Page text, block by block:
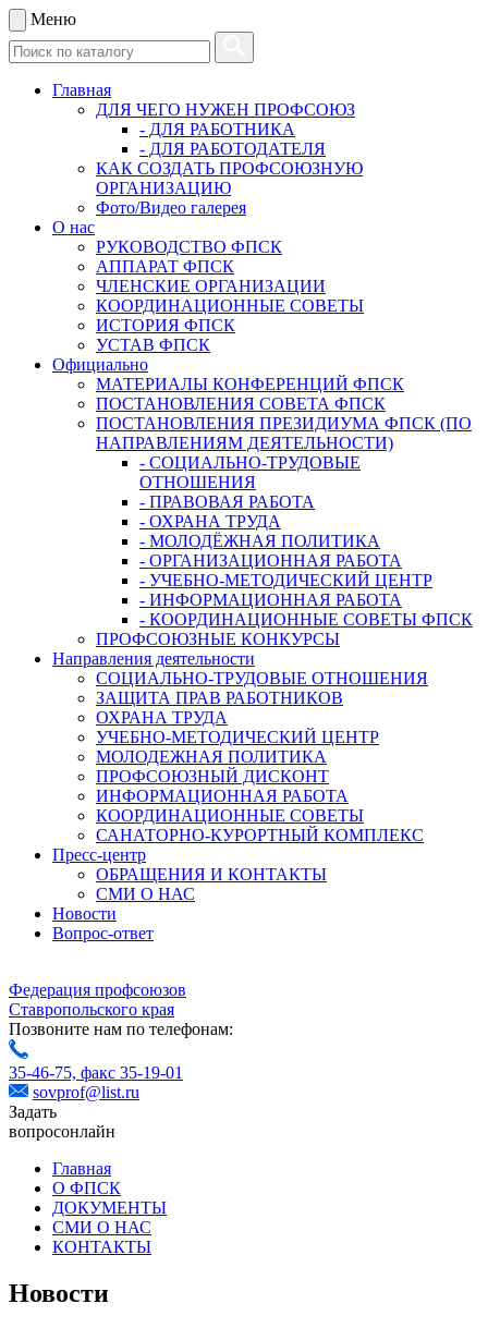
Меню
Главная
ДЛЯ ЧЕГО НУЖЕН ПРОФСОЮЗ
- ДЛЯ РАБОТНИКА
- ДЛЯ РАБОТОДАТЕЛЯ
КАК СОЗДАТЬ ПРОФСОЮЗНУЮ
ОРГАНИЗАЦИЮ
Фото/Видео галерея
О нас
РУКОВОДСТВО ФПСК
АППАРАТ ФПСК
ЧЛЕНСКИЕ ОРГАНИЗАЦИИ
КООРДИНАЦИОННЫЕ СОВЕТЫ
ИСТОРИЯ ФПСК
УСТАВ ФПСК
Официально
МАТЕРИАЛЫ КОНФЕРЕНЦИЙ ФПСК
ПОСТАНОВЛЕНИЯ СОВЕТА ФПСК
ПОСТАНОВЛЕНИЯ ПРЕЗИДИУМА ФПСК (ПО
НАПРАВЛЕНИЯМ ДЕЯТЕЛЬНОСТИ)
- СОЦИАЛЬНО-ТРУДОВЫЕ
ОТНОШЕНИЯ
- ПРАВОВАЯ РАБОТА
- ОХРАНА ТРУДА
- МОЛОДЁЖНАЯ ПОЛИТИКА
- ОРГАНИЗАЦИОННАЯ РАБОТА
- УЧЕБНО-МЕТОДИЧЕСКИЙ ЦЕНТР
- ИНФОРМАЦИОННАЯ РАБОТА
- КООРДИНАЦИОННЫЕ СОВЕТЫ ФПСК
ПРОФСОЮЗНЫЕ КОНКУРСЫ
Направления деятельности
СОЦИАЛЬНО-ТРУДОВЫЕ ОТНОШЕНИЯ
ЗАЩИТА ПРАВ РАБОТНИКОВ
ОХРАНА ТРУДА
УЧЕБНО-МЕТОДИЧЕСКИЙ ЦЕНТР
МОЛОДЕЖНАЯ ПОЛИТИКА
ПРОФСОЮЗНЫЙ ДИСКОНТ
ИНФОРМАЦИОННАЯ РАБОТА
КООРДИНАЦИОННЫЕ СОВЕТЫ
САНАТОРНО-КУРОРТНЫЙ КОМПЛЕКС
Пресс-центр
ОБРАЩЕНИЯ И КОНТАКТЫ
СМИ О НАС
Новости
Вопрос-ответ
Федерация профсоюзов
Ставропольского края
Позвоните нам по телефонам:
35-46-75, факс 35-19-01
sovprof@list.ru
Задать
вопросонлайн
Главная
О ФПСК
ДОКУМЕНТЫ
СМИ О НАС
КОНТАКТЫ
Новости